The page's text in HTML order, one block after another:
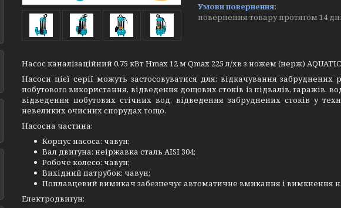
повернення товару протягом 14
Насос каналізаційний 0.75 кВт Hmax 12 м Qmax 225 л/хв з ножем (нерж)
Насоси цієї серії можуть застосовуватися для: відкачування
побутового використання, відведення дощових стоків із підвалів, гаражів,
відведення побутових стічних вод, відведення забруднених стоків у
невеликих очисних спорудах тощо.
Насосна частина:
Корпус насоса: чавун;
Вал двигуна: неіржавка сталь AISI 304;
Робоче колесо: чавун;
Вихідний патрубок: чавун;
Поплавцевий вимикач забезпечує автоматичне вмикання і вимкнення
Електродвигун: